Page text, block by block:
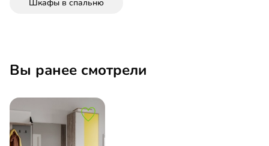
Шкафы в спальню
Вы ранее смотрели